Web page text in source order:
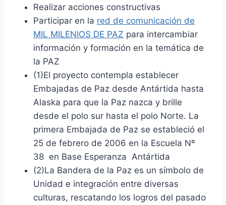
Realizar acciones constructivas
Participar en la red de comunicación de
MIL MILENIOS DE PAZ para intercambiar
información y formación en la temática de
la PAZ
(1)El proyecto contempla establecer
Embajadas de Paz desde Antártida hasta
Alaska para que la Paz nazca y brille
desde el polo sur hasta el polo Norte. La
primera Embajada de Paz se estableció el
25 de febrero de 2006 en la Escuela Nº
38 en Base Esperanza Antártida
(2)La Bandera de la Paz es un símbolo de
Unidad e integración entre diversas
culturas, rescatando los logros del pasado